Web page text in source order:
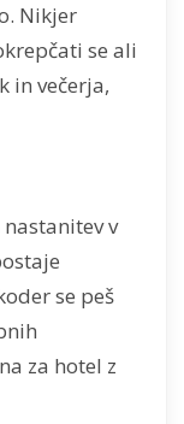
Nikjer
se ali
in večerja,
v
se peš
za hotel z